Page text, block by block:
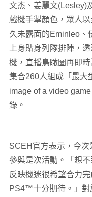
文杰、姜麗文(Lesley)
戲機手掣顏色，眾人
久未露面的Eminleo、
上身貼身列隊排陣，
機，直播鳥瞰圖再即
集合260人組成「最大
image of a video
錄。
SCEH官方表示，今
參與是次活動。「想
反映機迷很希望合力
PS4™十分期待。」對